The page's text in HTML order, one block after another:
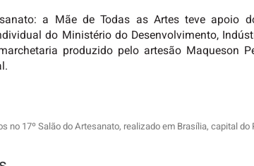
a Mãe de Todas as Artes teve apoio
do Ministério do Desenvolvimento,
produzido pelo artesão Maqueson
no 17º Salão do Artesanato, realizado em Brasília, capital do